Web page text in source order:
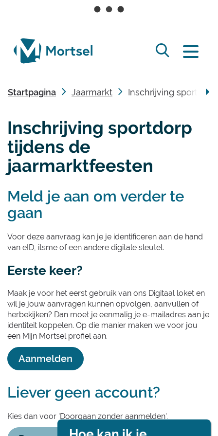
lokaal
bestuur
Mortsel
/
verbergen
Startpagina Jaarmarkt Inschrijving
Inschrijving sportdorp
tijdens de
jaarmarktfeesten
Meld je aan om verder te
gaan
Voor deze aanvraag kan je je identificeren aan de hand
van eID, itsme of een andere digitale sleutel.
Eerste keer?
Maak je voor het eerst gebruik van ons Digitaal loket en
wil je jouw aanvragen kunnen opvolgen, aanvullen of
herbekijken? Dan moet je eenmalig je e-mailadres aan je
identiteit koppelen. Op die manier maken we voor jou
een Mijn Mortsel profiel aan.
Aanmelden
Liever geen account?
Kies dan voor 'Doorgaan zonder aanmelden'.